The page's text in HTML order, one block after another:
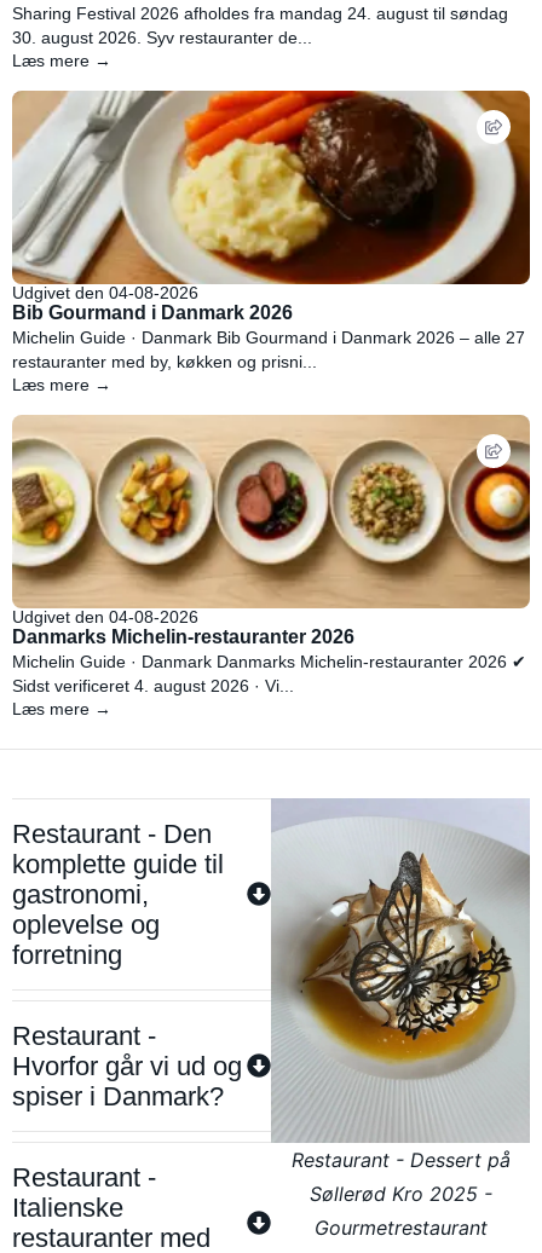
Sharing Festival 2026 afholdes fra mandag 24. august til søndag
30. august 2026. Syv restauranter de...
Læs mere →
Udgivet den 04-08-2026
Bib Gourmand i Danmark 2026
Michelin Guide · Danmark Bib Gourmand i Danmark 2026 – alle 27
restauranter med by, køkken og prisni...
Læs mere →
Udgivet den 04-08-2026
Danmarks Michelin-restauranter 2026
Michelin Guide · Danmark Danmarks Michelin-restauranter 2026 ✔
Sidst verificeret 4. august 2026 · Vi...
Læs mere →
Restaurant - Den
komplette guide til
gastronomi,
oplevelse og
forretning
Restaurant -
Hvorfor går vi ud og
spiser i Danmark?
Restaurant -
Italienske
restauranter med
Restaurant - Dessert på
Søllerød Kro 2025 -
Gourmetrestaurant